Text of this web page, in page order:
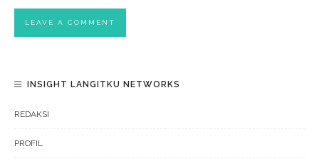
INSIGHT LANGITKU NETWORKS
REDAKSI
PROFIL